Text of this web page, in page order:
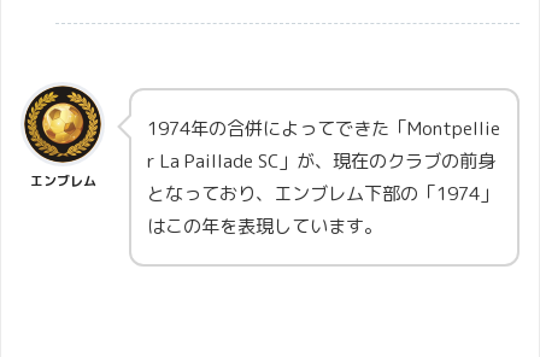
エンブレム
1974年の合併によってできた「Montpellie
r La Paillade SC」が、現在のクラブの前身
となっており、エンブレム下部の「1974」
はこの年を表現しています。